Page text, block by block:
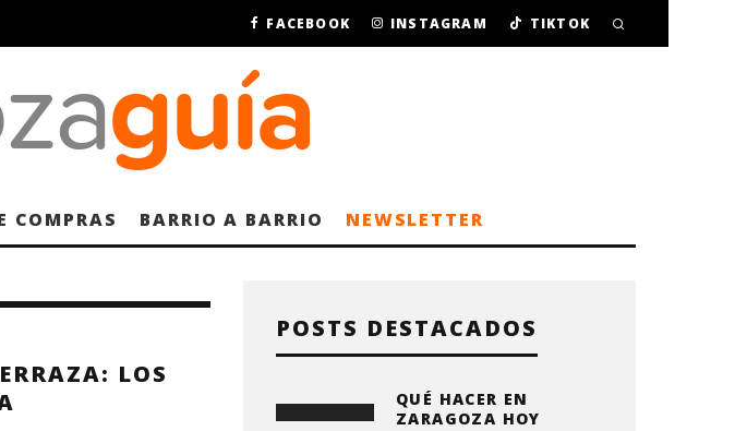
FACEBOOK INSTAGRAM TIKTOK
COMPRAS BARRIO A BARRIO NEWSLETTER
LOS
POSTS DESTACADOS
QUÉ HACER EN
ZARAGOZA HOY